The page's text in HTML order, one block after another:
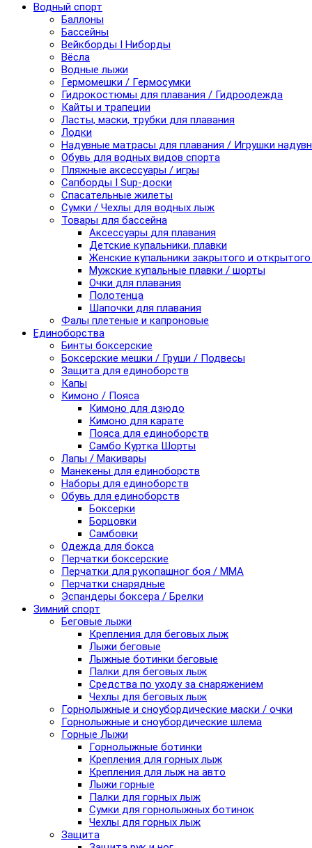
Водный спорт
Баллоны
Бассейны
Вейкборды I Ниборды
Вёсла
Водные лыжи
Гермомешки / Гермосумки
Гидрокостюмы для плавания / Гидроодежда
Кайты и трапеции
Ласты, маски, трубки для плавания
Лодки
Надувные матрасы для плавания / Игрушки
Обувь для водных видов спорта
Пляжные аксессуары / игры
Сапборды I Sup-доски
Спасательные жилеты
Сумки / Чехлы для водных лыж
Товары для бассейна
Аксессуары для плавания
Детские купальники, плавки
Женские купальники закрытого и
Мужские купальные плавки / шорты
Очки для плавания
Полотенца
Шапочки для плавания
Фалы плетеные и капроновые
Единоборства
Бинты боксерские
Боксерские мешки / Груши / Подвесы
Защита для единоборств
Капы
Кимоно / Пояса
Кимоно для дзюдо
Кимоно для карате
Пояса для единоборств
Самбо Куртка Шорты
Лапы / Макивары
Манекены для единоборств
Наборы для единоборств
Обувь для единоборств
Боксерки
Борцовки
Самбовки
Одежда для бокса
Перчатки боксерские
Перчатки для рукопашног боя / ММА
Перчатки снарядные
Эспандеры боксера / Брелки
Зимний спорт
Беговые лыжи
Крепления для беговых лыж
Лыжи беговые
Лыжные ботинки беговые
Палки для беговых лыж
Средства по уходу за снаряжением
Чехлы для беговых лыж
Горнолыжные и сноубордические маски / очки
Горнолыжные и сноубордические шлема
Горные Лыжи
Горнолыжные ботинки
Крепления для горных лыж
Крепления для лыж на авто
Лыжи горные
Палки для горных лыж
Сумки для горнолыжных ботинок
Чехлы для горных лыж
Защита